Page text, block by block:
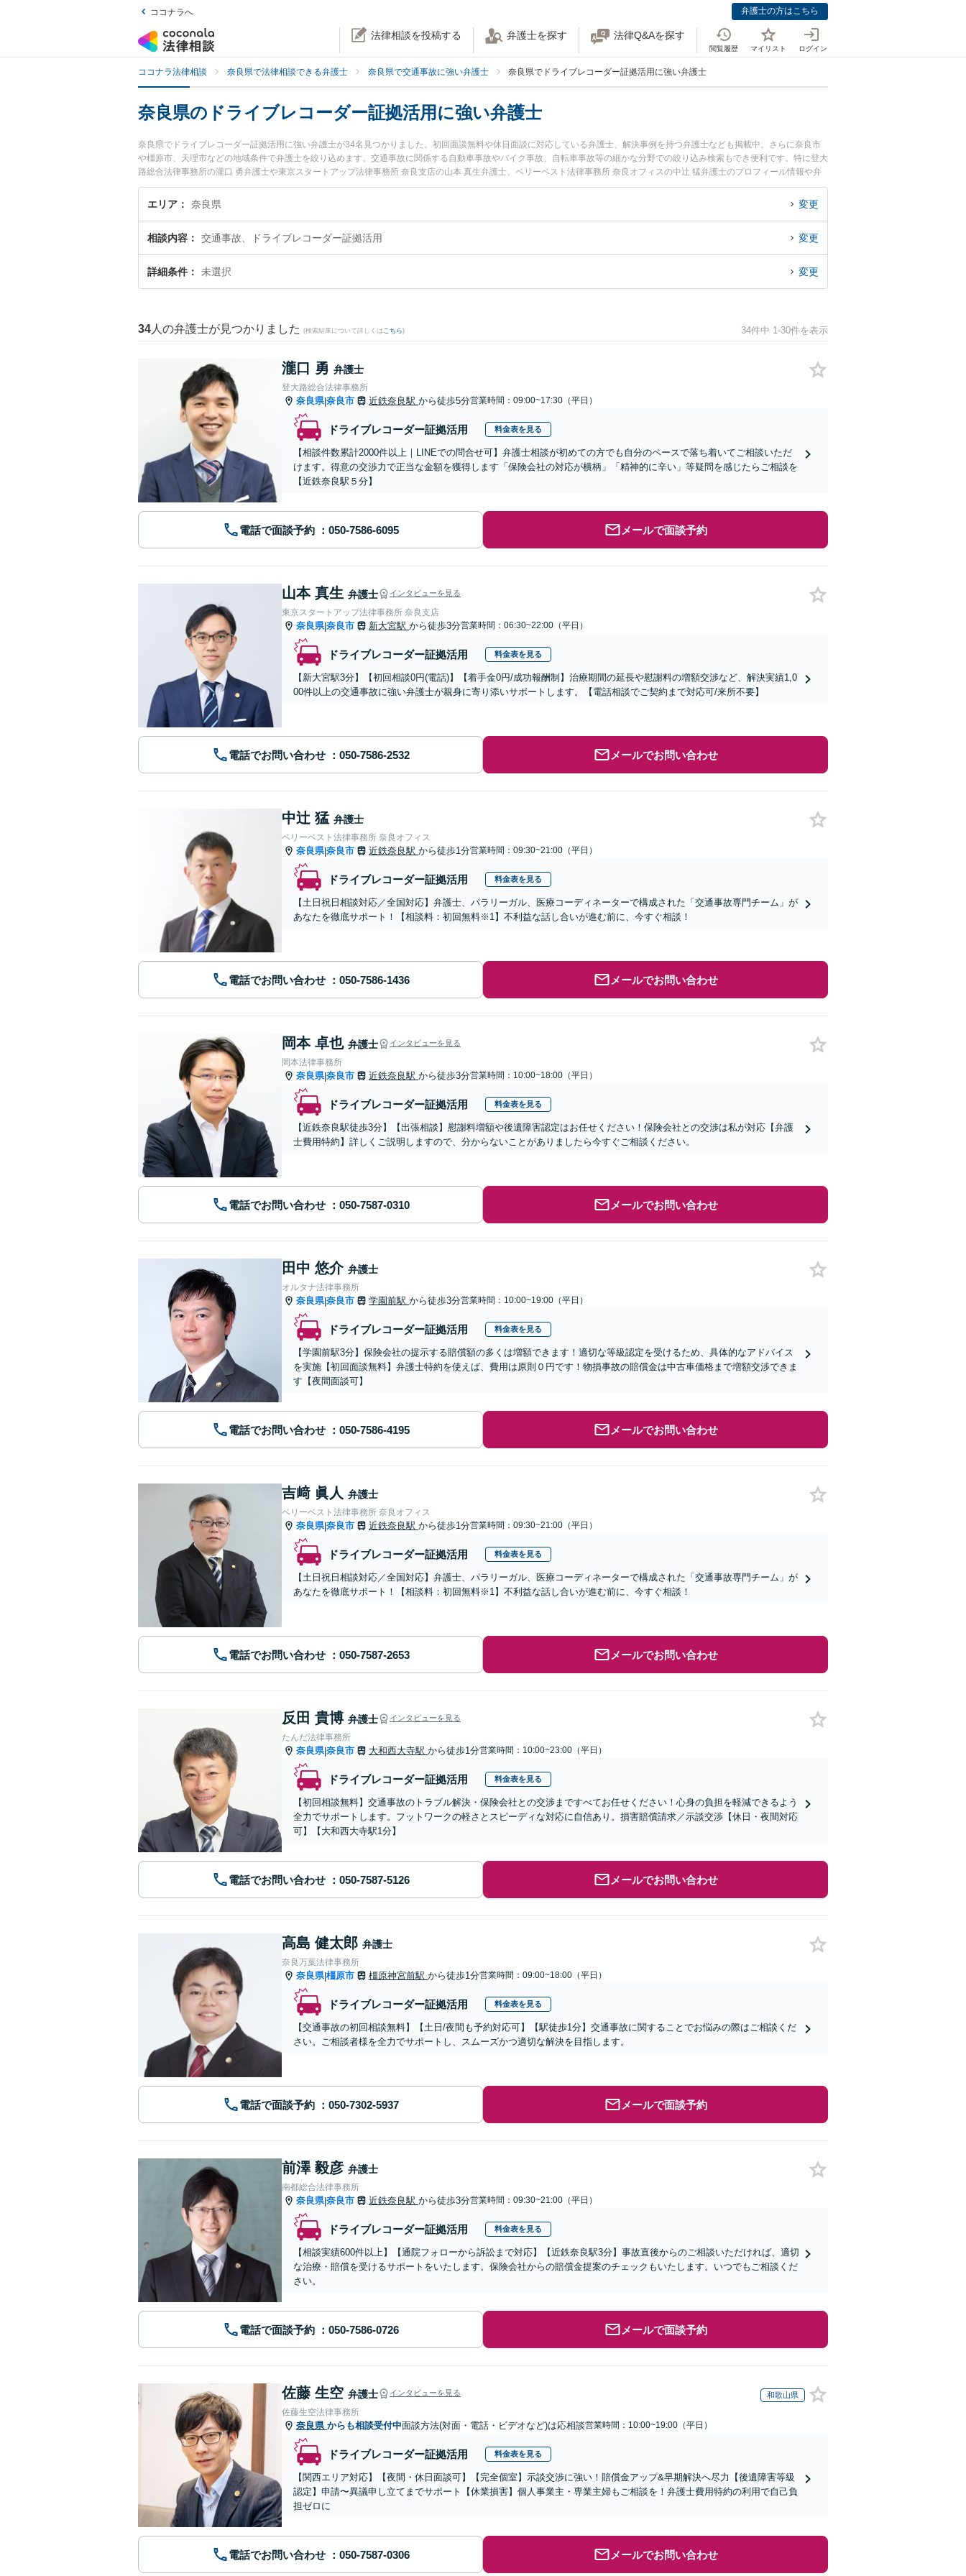
ココナラへ 弁護士の方はこちら
法律相談を投稿する 弁護士を探す 法律Q&Aを探す
閲覧履歴 マイリスト ログイン
ココナラ法律相談 奈良県で法律相談できる弁護士 奈良県で交通事故に強い弁護士 奈良県でドライブレコーダー証拠活用に強い弁護士
奈良県のドライブレコーダー証拠活用に強い弁護士
奈良県でドライブレコーダー証拠活用に強い弁護士が34名見つかりました。初回面談無料や休日面談に対応している弁護士、解決事例を持つ弁護士なども掲載中。さらに奈良市
や橿原市、天理市などの地域条件で弁護士を絞り込めます。交通事故に関係する自動車事故やバイク事故、自転車事故等の細かな分野での絞り込み検索もでき便利です。特に登大
路総合法律事務所の瀧口 勇弁護士や東京スタートアップ法律事務所 奈良支店の山本 真生弁護士、ベリーベスト法律事務所 奈良オフィスの中辻 猛弁護士のプロフィール情報や弁
護士費用、強みなどが注目されています。『奈良県で土日や夜間に発生したドライブレコーダー証拠活用のトラブルを今すぐに弁護士に相談したい』『ドライブレコーダー証拠活
用のトラブル解決の実績豊富な近くの弁護士を検索したい』『初回相談無料でドライブレコーダー証拠活用を法律相談できる奈良県内の弁護士に相談予約したい』などでお困りの
エリア 奈良県 変更
相談内容 交通事故、ドライブレコーダー証拠活用 変更
詳細条件 未選択 変更
34 人の弁護士が見つかりました (検索結果について詳しくは こちら) 34件中 1-30件を表示
瀧口 勇 弁護士
登大路総合法律事務所
奈良県|奈良市 近鉄奈良駅 から徒歩5分営業時間：09:00~17:30（平日）
ドライブレコーダー証拠活用 料金表を見る
【相談件数累計2000件以上｜LINEでの問合せ可】弁護士相談が初めての方でも自分のペースで落ち着いてご相談いただ
けます。得意の交渉力で正当な金額を獲得します「保険会社の対応が横柄」「精神的に辛い」等疑問を感じたらご相談を
【近鉄奈良駅５分】
電話で面談予約 メールで面談予約
山本 真生 弁護士 インタビューを見る
東京スタートアップ法律事務所 奈良支店
奈良県|奈良市 新大宮駅 から徒歩3分営業時間：06:30~22:00（平日）
ドライブレコーダー証拠活用 料金表を見る
【新大宮駅3分】【初回相談0円(電話)】【着手金0円/成功報酬制】治療期間の延長や慰謝料の増額交渉など、解決実績1,0
00件以上の交通事故に強い弁護士が親身に寄り添いサポートします。【電話相談でご契約まで対応可/来所不要】
電話でお問い合わせ メールでお問い合わせ
中辻 猛 弁護士
ベリーベスト法律事務所 奈良オフィス
奈良県|奈良市 近鉄奈良駅 から徒歩1分営業時間：09:30~21:00（平日）
ドライブレコーダー証拠活用 料金表を見る
【土日祝日相談対応／全国対応】弁護士、パラリーガル、医療コーディネーターで構成された「交通事故専門チーム」が
あなたを徹底サポート！【相談料：初回無料※1】不利益な話し合いが進む前に、今すぐ相談！
電話でお問い合わせ メールでお問い合わせ
岡本 卓也 弁護士 インタビューを見る
岡本法律事務所
奈良県|奈良市 近鉄奈良駅 から徒歩3分営業時間：10:00~18:00（平日）
ドライブレコーダー証拠活用 料金表を見る
【近鉄奈良駅徒歩3分】【出張相談】慰謝料増額や後遺障害認定はお任せください！保険会社との交渉は私が対応【弁護
士費用特約】詳しくご説明しますので、分からないことがありましたら今すぐご相談ください。
電話でお問い合わせ メールでお問い合わせ
田中 悠介 弁護士
オルタナ法律事務所
奈良県|奈良市 学園前駅 から徒歩3分営業時間：10:00~19:00（平日）
ドライブレコーダー証拠活用 料金表を見る
【学園前駅3分】保険会社の提示する賠償額の多くは増額できます！適切な等級認定を受けるため、具体的なアドバイス
を実施【初回面談無料】弁護士特約を使えば、費用は原則０円です！物損事故の賠償金は中古車価格まで増額交渉できま
す【夜間面談可】
電話でお問い合わせ メールでお問い合わせ
吉﨑 眞人 弁護士
ベリーベスト法律事務所 奈良オフィス
奈良県|奈良市 近鉄奈良駅 から徒歩1分営業時間：09:30~21:00（平日）
ドライブレコーダー証拠活用 料金表を見る
【土日祝日相談対応／全国対応】弁護士、パラリーガル、医療コーディネーターで構成された「交通事故専門チーム」が
あなたを徹底サポート！【相談料：初回無料※1】不利益な話し合いが進む前に、今すぐ相談！
電話でお問い合わせ メールでお問い合わせ
反田 貴博 弁護士 インタビューを見る
たんだ法律事務所
奈良県|奈良市 大和西大寺駅 から徒歩1分営業時間：10:00~23:00（平日）
ドライブレコーダー証拠活用 料金表を見る
【初回相談無料】交通事故のトラブル解決・保険会社との交渉まですべてお任せください！心身の負担を軽減できるよう
全力でサポートします。フットワークの軽さとスピーディな対応に自信あり。損害賠償請求／示談交渉【休日・夜間対応
可】【大和西大寺駅1分】
電話でお問い合わせ メールでお問い合わせ
高島 健太郎 弁護士
奈良万葉法律事務所
奈良県|橿原市 橿原神宮前駅 から徒歩1分営業時間：09:00~18:00（平日）
ドライブレコーダー証拠活用 料金表を見る
【交通事故の初回相談無料】【土日/夜間も予約対応可】【駅徒歩1分】交通事故に関することでお悩みの際はご相談くだ
さい。ご相談者様を全力でサポートし、スムーズかつ適切な解決を目指します。
電話で面談予約 メールで面談予約
前澤 毅彦 弁護士
南都総合法律事務所
奈良県|奈良市 近鉄奈良駅 から徒歩3分営業時間：09:30~21:00（平日）
ドライブレコーダー証拠活用 料金表を見る
【相談実績600件以上】【通院フォローから訴訟まで対応】【近鉄奈良駅3分】事故直後からのご相談いただければ、適切
な治療・賠償を受けるサポートをいたします。保険会社からの賠償金提案のチェックもいたします。いつでもご相談くだ
さい。
電話で面談予約 メールで面談予約
佐藤 生空 弁護士 インタビューを見る 和歌山県
佐藤生空法律事務所
奈良県 からも相談受付中面談方法(対面・電話・ビデオなど)は応相談営業時間：10:00~19:00（平日）
ドライブレコーダー証拠活用 料金表を見る
【関西エリア対応】【夜間・休日面談可】【完全個室】示談交渉に強い！賠償金アップ&早期解決へ尽力【後遺障害等級
認定】申請〜異議申し立てまでサポート【休業損害】個人事業主・専業主婦もご相談を！弁護士費用特約の利用で自己負
担ゼロに
電話でお問い合わせ メールでお問い合わせ